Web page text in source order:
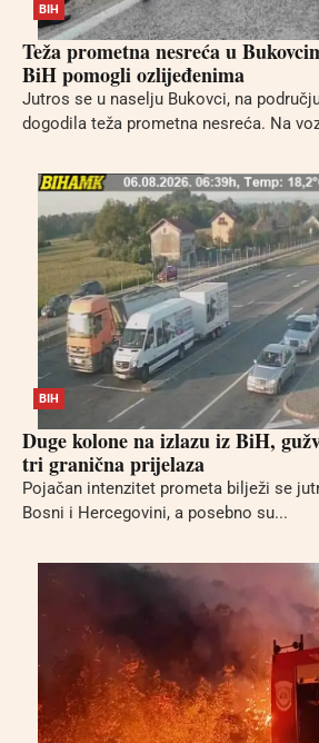
BIH
Teža prometna nesreća u
BiH pomogli ozlijeđenima
Jutros se u naselju Bukovci, na
dogodila teža prometna nesreća. Na
BIH
Duge kolone na izlazu iz BiH,
tri granična prijelaza
Pojačan intenzitet prometa bilježi se
Bosni i Hercegovini, a posebno su...